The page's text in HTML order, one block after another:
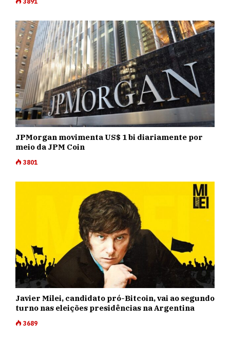
JPMorgan movimenta US$ 1 bi diariamente por
meio da JPM Coin
3801
Javier Milei, candidato pró-Bitcoin, vai ao segundo
turno nas eleições presidências na Argentina
3689